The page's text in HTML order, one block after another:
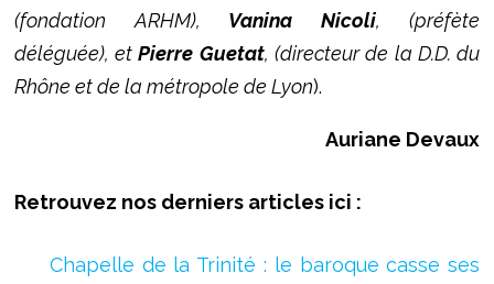
(fondation ARHM), Vanina Nicoli, (préfète
déléguée), et Pierre Guetat, (directeur de la D.D. du
Rhône et de la métropole de Lyon).
Auriane Devaux
Retrouvez nos derniers articles ici :
Chapelle de la Trinité : le baroque casse ses